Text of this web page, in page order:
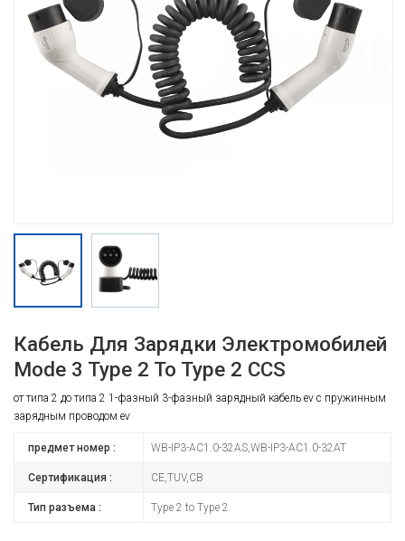
Кабель Для Зарядки Электромобилей
Mode 3 Type 2 To Type 2 CCS
от типа 2 до типа 2 1-фазный 3-фазный зарядный кабель ev с пружинным
зарядным проводом ev
предмет номер : WB-IP3-AC1.0-32AS,WB-IP3-AC1.0-32AT
Сертификация : CE,TUV,CB
Тип разъема : Type 2 to Type 2